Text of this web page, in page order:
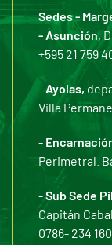
Sedes -
- Asunción,
+595 21 759
-Ayolas,
Villa
-
Perimetral.
-Sub Sede
Capitán
0786- 234 160